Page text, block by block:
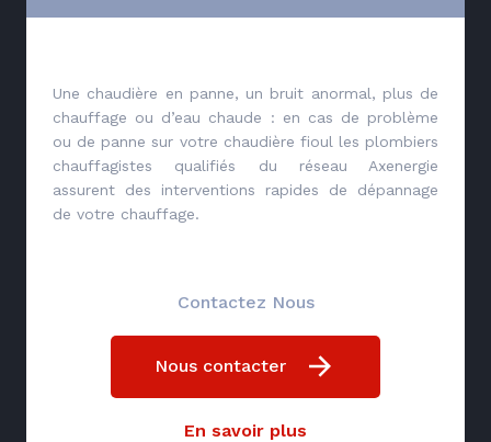
Une chaudière en panne, un bruit anormal, plus de
chauffage ou d’eau chaude : en cas de problème
ou de panne sur votre chaudière fioul les plombiers
chauffagistes qualifiés du réseau Axenergie
assurent des interventions rapides de dépannage
de votre chauffage.
Contactez Nous
Nous contacter
En savoir plus